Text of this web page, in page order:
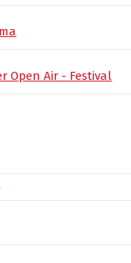
Open Air - Festival